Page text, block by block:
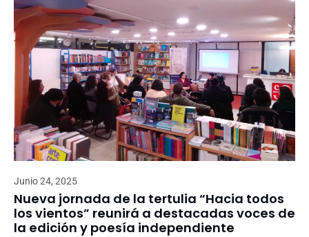
Junio 24, 2025
Nueva jornada de la tertulia “Hacia todos
los vientos” reunirá a destacadas voces de
la edición y poesía independiente